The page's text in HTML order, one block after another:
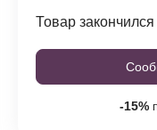
Товар закончился
-15%